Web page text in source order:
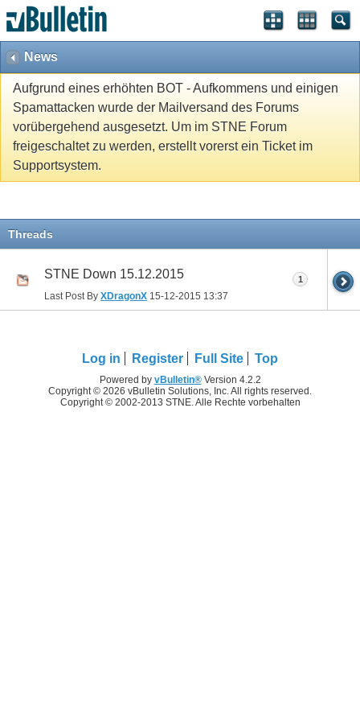
News
Aufgrund eines erhöhten BOT - Aufkommens und einigen
Spamattacken wurde der Mailversand des Forums
vorübergehend ausgesetzt. Um im STNE Forum
freigeschaltet zu werden, erstellt vorerst ein Ticket im
Supportsystem.
Threads
STNE Down 15.12.2015
Last Post By XDragonX 15-12-2015 13:37
1
Log in Register Full Site Top
Powered by vBulletin®Version 4.2.2
Copyright © 2026 vBulletin Solutions, Inc. All rights reserved.
Copyright © 2002-2013 STNE. Alle Rechte vorbehalten